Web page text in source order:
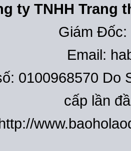
ty TNHH Trang
Giám Đốc:
Email:
0100968570 Do
cấp lần